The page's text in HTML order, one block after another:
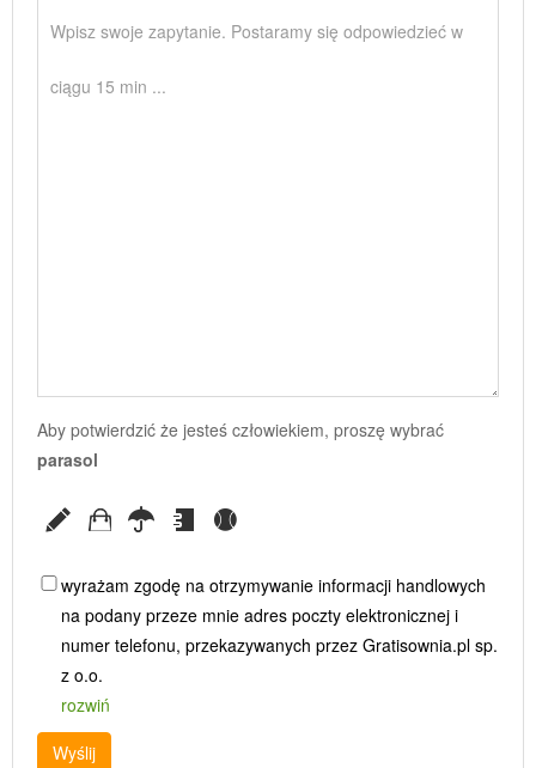
Aby potwierdzić że jesteś człowiekiem, proszę wybrać
parasol
wyrażam zgodę na otrzymywanie informacji handlowych
na podany przeze mnie adres poczty elektronicznej i
numer telefonu, przekazywanych przez Gratisownia.pl sp.
z o.o.
rozwiń
Wyślij